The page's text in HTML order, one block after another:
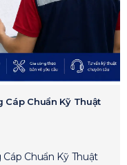
Cáp Chuẩn Kỹ Thuật
Chuẩn Kỹ Thuật